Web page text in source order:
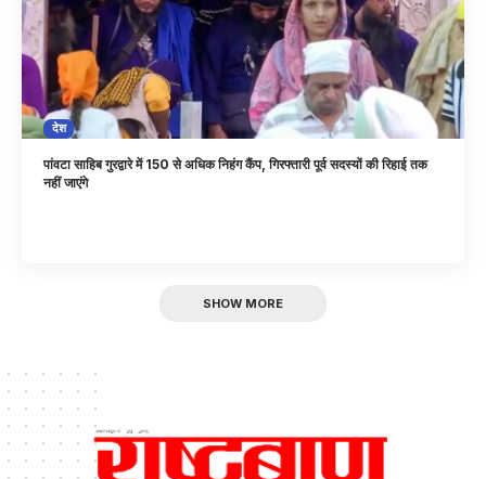
देश
पांवटा साहिब गुरद्वारे में 150 से अधिक निहंग कैंप, गिरफ्तारी पूर्व सदस्यों की रिहाई तक
नहीं जाएंगे
SHOW MORE